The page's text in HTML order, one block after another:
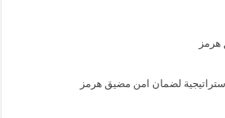
لضمان امن مضيق هرمز